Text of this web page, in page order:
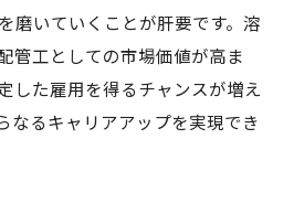
磨いていくことが肝要です。溶
管工としての市場価値が高ま
した雇用を得るチャンスが増え
なるキャリアアップを実現でき